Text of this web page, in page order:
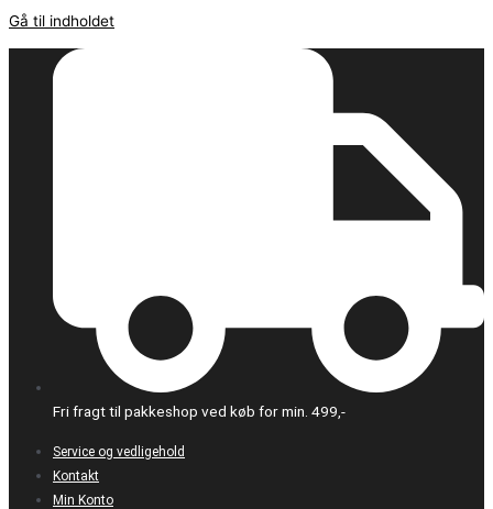
Gå til indholdet
Fri fragt til pakkeshop ved køb for min. 499,-
Service og vedligehold
Kontakt
Min Konto